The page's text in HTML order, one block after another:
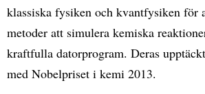
klassiska fysiken och kvantfysiken för
metoder att simulera kemiska
kraftfulla datorprogram. Deras
med Nobelpriset i kemi 2013.